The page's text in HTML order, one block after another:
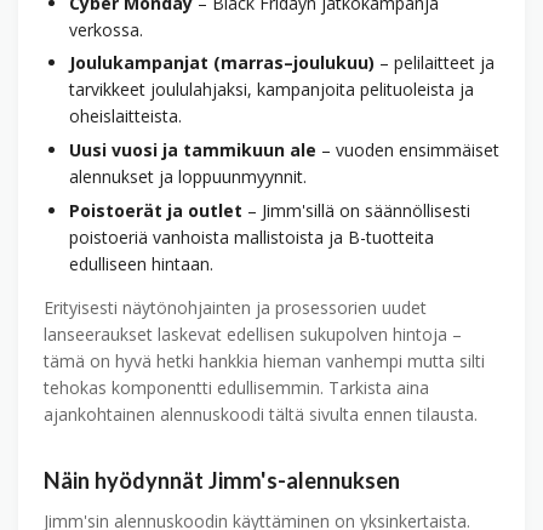
verkossa.
Joulukampanjat (marras–joulukuu) – pelilaitteet ja
tarvikkeet joululahjaksi, kampanjoita pelituoleista ja
oheis­laitteista.
Uusi vuosi ja tammikuun ale – vuoden ensimmäiset
alennukset ja loppuunmyynnit.
Poistoerät ja outlet – Jimm'sillä on säännöllisesti
poistoeriä vanhoista mallistoista ja B-tuotteita
edulliseen hintaan.
Erityisesti näytönohjainten ja prosessorien uudet
lanseeraukset laskevat edellisen sukupolven hintoja –
tämä on hyvä hetki hankkia hieman vanhempi mutta silti
tehokas komponentti edullisemmin. Tarkista aina
ajankohtainen alennuskoodi tältä sivulta ennen tilausta.
Näin hyödynnät Jimm's-alennuksen
Jimm'sin alennuskoodin käyttäminen on yksinkertaista.